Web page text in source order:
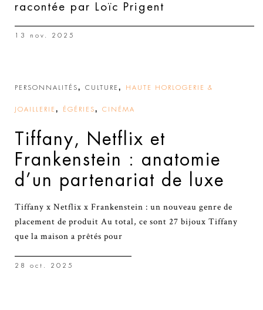
racontée par Loïc Prigent
13 nov. 2025
PERSONNALITÉS, CULTURE , HAUTE HORLOGERIE &
JOAILLERIE , ÉGÉRIES, CINÉMA
Tiffany, Netflix et
Frankenstein : anatomie
d’un partenariat de luxe
Tiffany x Netflix x Frankenstein : un nouveau genre de
placement de produit Au total, ce sont 27 bijoux Tiffany
que la maison a prêtés pour
28 oct. 2025